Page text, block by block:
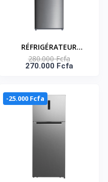
RÉFRIGÉRATEUR
DOUBLE PORTES 311
LITRES - DISTRIBUTEUR
280.000 Fcfa
270.000 Fcfa
-25.000 Fcfa